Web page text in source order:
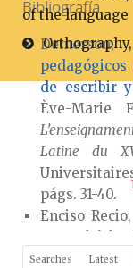
Bibliografía
de escribir
Ève-Marie
Latine du
págs. 31-40.
Enciso
español del
Valladolid,
of the language
Searches Latest